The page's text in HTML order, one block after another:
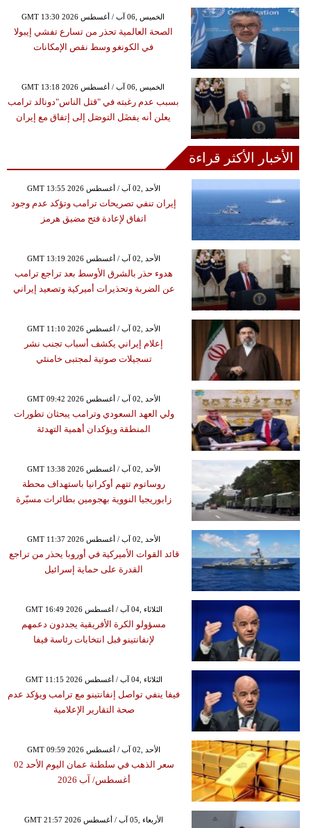
GMT 13:30 2026 الخميس ,06 آب / أغسطس
الصحة العالمية تحذر من تسارع تفشي إيبولا
في الكونغو وسط نقص الإمكانات
GMT 13:18 2026 الخميس ,06 آب / أغسطس
بسبب عدم رغبته في "قتل الناس"دونالد ترامب
يعلن أنه يفضَل التوصَل إلى إتفاق مع إيران
الأخبار الأكثر قراءة
GMT 13:55 2026 الأحد ,02 آب / أغسطس
إيران تنفي تصريحات ترامب وتؤكد عدم وجود
اتفاق لإعادة فتح مضيق هرمز
GMT 13:19 2026 الأحد ,02 آب / أغسطس
هدوء حذر بالشرق الأوسط بعد تراجع ترامب
عن الضربة وتحذيرات أميركية وتصعيد إيراني
GMT 11:10 2026 الأحد ,02 آب / أغسطس
إعلام إيراني يكشف أسباب تجنب نشر
تسجيلات صوتية لمجتبى خامنئي
GMT 09:42 2026 الأحد ,02 آب / أغسطس
ولي العهد السعودي وترامب يبحثان تطورات
المنطقة ويؤكدان أهمية التهدئة
GMT 13:38 2026 الأحد ,02 آب / أغسطس
روساتوم تتهم أوكرانيا باستهداف محطة
زابوريجيا النووية بهجومين بطائرات مسيّرة
GMT 11:37 2026 الأحد ,02 آب / أغسطس
قائد القوات الأميركية في أوروبا يحذر من تراجع
القدرة على حماية إسرائيل
GMT 16:49 2026 الثلاثاء ,04 آب / أغسطس
مسؤولو الكرة الأفريقية يجددون دعمهم
لإنفانتينو قبل انتخابات رئاسة فيفا
GMT 11:15 2026 الثلاثاء ,04 آب / أغسطس
فيفا ينفي تواصل إنفانتينو مع ترامب ويؤكد عدم
صحة التقارير الإعلامية
GMT 09:59 2026 الأحد ,02 آب / أغسطس
سعر الذهب في سلطنة عمان اليوم الأحد 02
أغسطس/ آب 2026
GMT 21:57 2026 الأربعاء ,05 آب / أغسطس